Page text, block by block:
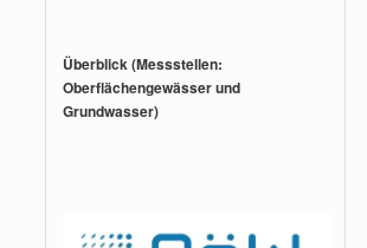
Überblick (Messstellen:
Oberflächengewässer und
Grundwasser)